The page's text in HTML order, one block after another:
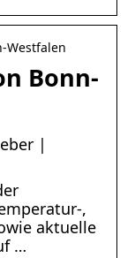
Westfalen
Bonn-
|
,
aktuelle
…